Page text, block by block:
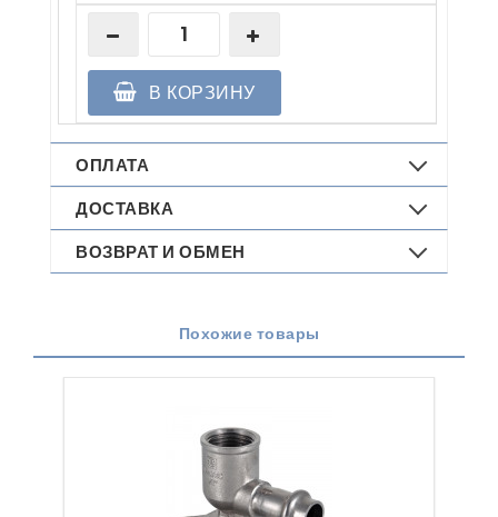
В КОРЗИНУ
ОПЛАТА
ДОСТАВКА
ВОЗВРАТ И ОБМЕН
Похожие товары